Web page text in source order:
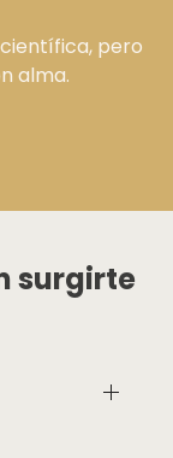
pero
alma.
surgirte